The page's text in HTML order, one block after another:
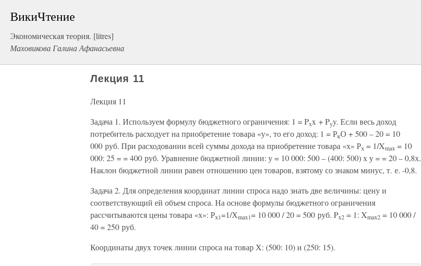
ВикиЧтение
Экономическая теория. [litres]
Маховикова Галина Афанасьевна
Лекция 11
Лекция 11
Задача 1. Используем формулу бюджетного ограничения: 1 = Pxx + Pyy. Если весь доход
потребитель расходует на приобретение товара «у», то его доход: 1 = РкО + 500 – 20 = 10
000 руб. При расходовании всей суммы дохода на приобретение товара «х» Рх = 1/Xmax = 10
000: 25 = = 400 руб. Уравнение бюджетной линии: у = 10 000: 500 – (400: 500) х у = = 20 – 0,8х.
Наклон бюджетной линии равен отношению цен товаров, взятому со знаком минус, т. е. -0,8.
Задача 2. Для определения координат линии спроса надо знать две величины: цену и
соответствующий ей объем спроса. На основе формулы бюджетного ограничения
рассчитываются цены товара «х»: Рх1=1/Хmax1= 10 000 / 20 = 500 руб. Px2 = 1: Xmax2 = 10 000 /
40 = 250 руб.
Координаты двух точек линии спроса на товар Х: (500: 10) и (250: 15).